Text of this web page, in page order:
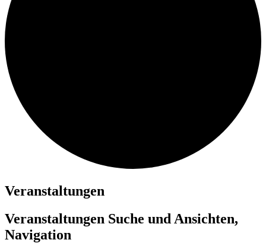
Veranstaltungen
Veranstaltungen Suche und Ansichten,
Navigation